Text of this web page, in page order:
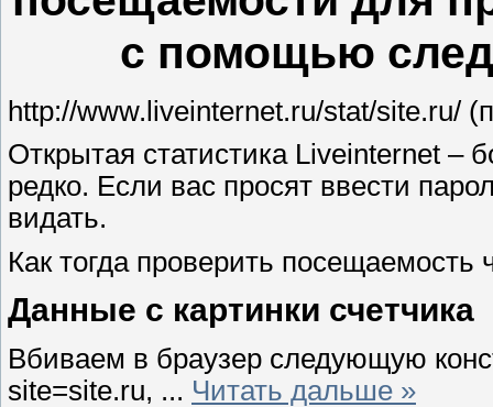
с помощью
http://www.liveinternet.ru/stat/site.ru/
Открытая статистика Liveinternet –
редко. Если вас просят ввести
видать.
Как тогда проверить посещаемость
Данные с картинки счетчика
Вбиваем в браузер следующую
site=site.ru, ... Читать дальше »